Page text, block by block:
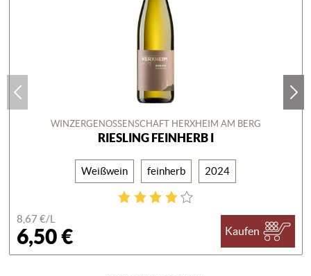
WINZERGENOSSENSCHAFT HERXHEIM AM BERG
RIESLING FEINHERB I
Weißwein feinherb 2024
8,67 €/L
6,50 € Kaufen